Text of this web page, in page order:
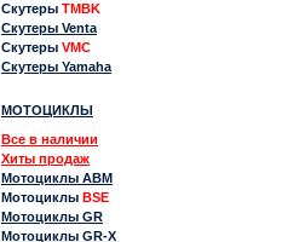
Скутеры TMBK
Скутеры Venta
Скутеры VMC
Скутеры Yamaha
МОТОЦИКЛЫ
Все в наличии
Хиты продаж
Мотоциклы ABM
Мотоциклы BSE
Мотоциклы GR
Мотоциклы GR-X